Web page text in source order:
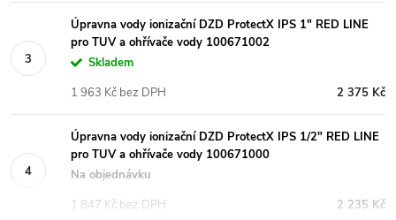
Úpravna vody ionizační DZD ProtectX IPS 1" RED LINE
pro TUV a ohřívače vody 100671002
Skladem
2 375 Kč
1 963 Kč bez DPH
Úpravna vody ionizační DZD ProtectX IPS 1/2" RED LINE
pro TUV a ohřívače vody 100671000
Na objednávku
2 235 Kč
1 847 Kč bez DPH